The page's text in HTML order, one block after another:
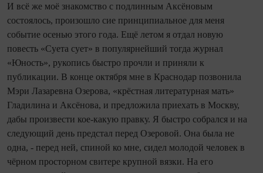
И всё же моё знакомство с подлинным Аксёновым
состоялось, произошло сие принципиальное для меня
событие осенью этого года. Ещё летом я отдал новую
повесть «Суета сует» в популярнейший тогда журнал
«Юность», рукопись быстро прочли и приняли к
публикации. В конце октября мне в Краснодар позвонила
Мэри Лазаревна Озерова, «крёстная литературная мать»
Гладилина и Аксёнова, и предложила приехать в Москву,
дабы произвести кое-какую правку. Я быстро собрался и на
следующий день предстал перед Озеровой. Она была не
одна, - перед ней, спиной ко мне, сидел молодой человек в
чёрном просторном свитере крупной вязки. На его